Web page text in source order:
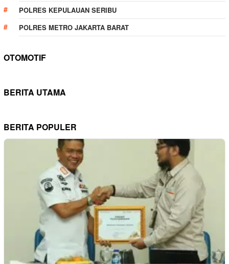
POLRES KEPULAUAN SERIBU
POLRES METRO JAKARTA BARAT
OTOMOTIF
BERITA UTAMA
BERITA POPULER